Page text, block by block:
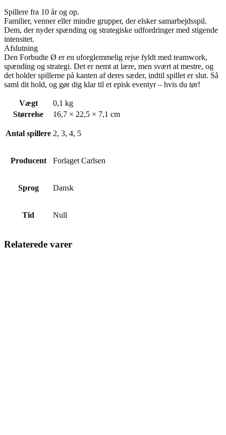
Spillere fra 10 år og op.
Familier, venner eller mindre grupper, der elsker samarbejdsspil.
Dem, der nyder spænding og strategiske udfordringer med stigende
intensitet.
Afslutning
Den Forbudte Ø er en uforglemmelig rejse fyldt med teamwork,
spænding og strategi. Det er nemt at lære, men svært at mestre, og
det holder spillerne på kanten af deres sæder, indtil spillet er slut. Så
saml dit hold, og gør dig klar til et episk eventyr – hvis du tør!
Vægt
0,1 kg
Størrelse
16,7 × 22,5 × 7,1 cm
Antal spillere 2, 3, 4, 5
Producent Forlaget Carlsen
Sprog Dansk
Tid Null
Relaterede varer